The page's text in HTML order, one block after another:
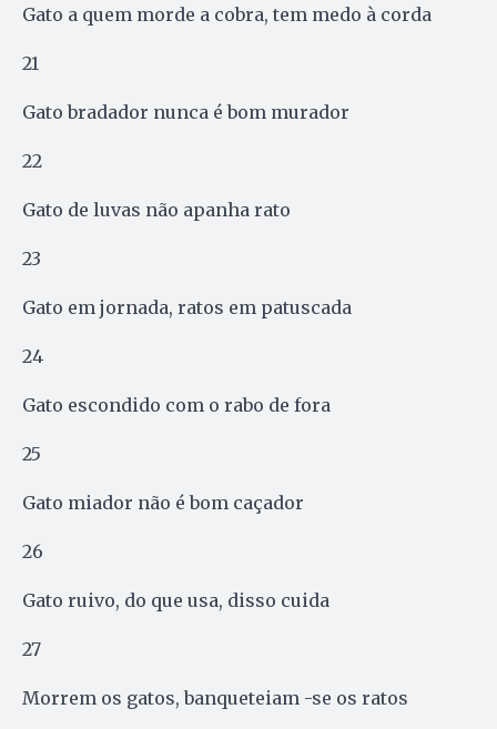
Gato a quem morde a cobra, tem medo à corda
21
Gato bradador nunca é bom murador
22
Gato de luvas não apanha rato
23
Gato em jornada, ratos em patuscada
24
Gato escondido com o rabo de fora
25
Gato miador não é bom caçador
26
Gato ruivo, do que usa, disso cuida
27
Morrem os gatos, banqueteiam -se os ratos